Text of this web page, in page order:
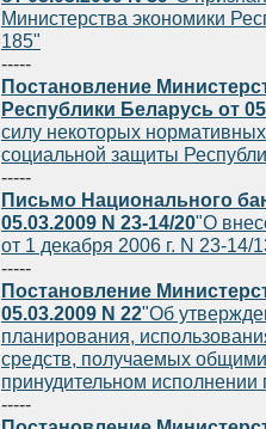
Министерства экономики
185"
-----
Постановление
Республики Беларусь от
силу некоторых
социальной защиты
-----
Письмо Национального
05.03.2009 N 23-14/20"О
от 1 декабря 2006 г. N 23-14/
-----
Постановление
05.03.2009 N 22"Об
планирования,
средств, получаемых
принудительном
-----